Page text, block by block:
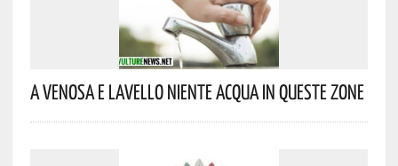
A Venosa E Lavello Niente Acqua In Queste Zone